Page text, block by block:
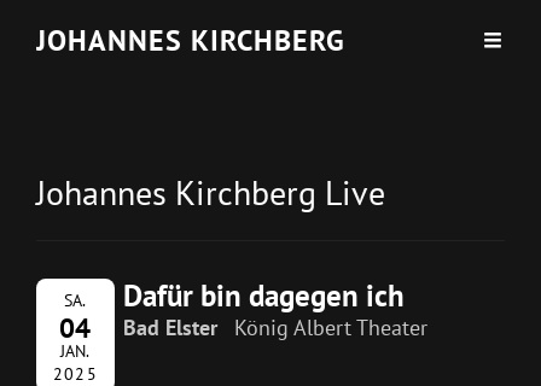
JOHANNES KIRCHBERG
Johannes Kirchberg Live
SA.
04
JAN.
2025
Dafür bin dagegen ich
Bad Elster König Albert Theater